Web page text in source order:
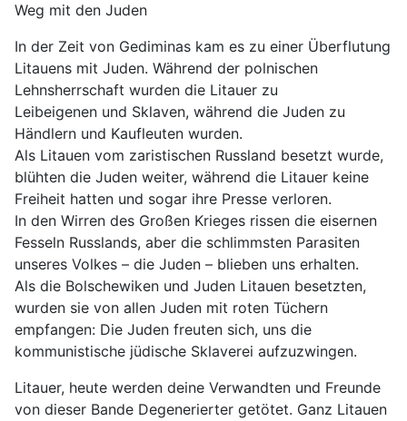
Weg mit den Juden
In der Zeit von Gediminas kam es zu einer Überflutung
Litauens mit Juden. Während der polnischen
Lehnsherrschaft wurden die Litauer zu
Leibeigenen und Sklaven, während die Juden zu
Händlern und Kaufleuten wurden.
Als Litauen vom zaristischen Russland besetzt wurde,
blühten die Juden weiter, während die Litauer keine
Freiheit hatten und sogar ihre Presse verloren.
In den Wirren des Großen Krieges rissen die eisernen
Fesseln Russlands, aber die schlimmsten Parasiten
unseres Volkes – die Juden – blieben uns erhalten.
Als die Bolschewiken und Juden Litauen besetzten,
wurden sie von allen Juden mit roten Tüchern
empfangen: Die Juden freuten sich, uns die
kommunistische jüdische Sklaverei aufzuzwingen.
Litauer, heute werden deine Verwandten und Freunde
von dieser Bande Degenerierter getötet. Ganz Litauen